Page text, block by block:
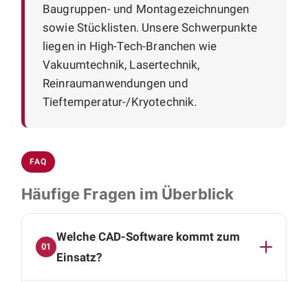
Baugruppen- und Montagezeichnungen
sowie Stücklisten. Unsere Schwerpunkte
liegen in High-Tech-Branchen wie
Vakuumtechnik, Lasertechnik,
Reinraumanwendungen und
Tieftemperatur-/Kryotechnik.
FAQ
Häufige Fragen im Überblick
01
Welche CAD-Software kommt zum
Einsatz?